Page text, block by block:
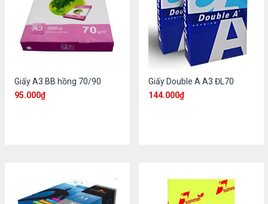
Giấy A3 BB hồng 70/90
95.000₫
Giấy Double A A3 ĐL70
144.000₫